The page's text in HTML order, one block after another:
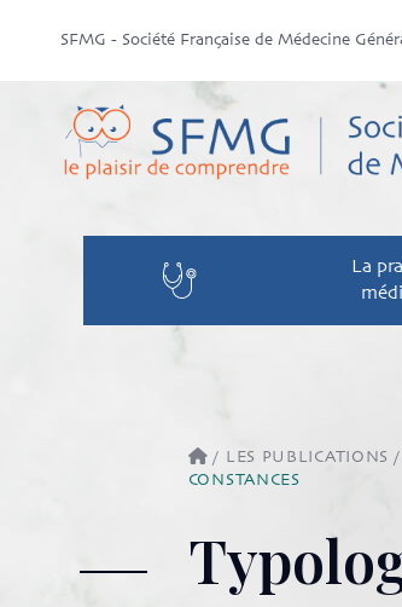
SFMG - Société Française de Médecine
La
/ LES PUBLICATIONS /
CONSTANCES